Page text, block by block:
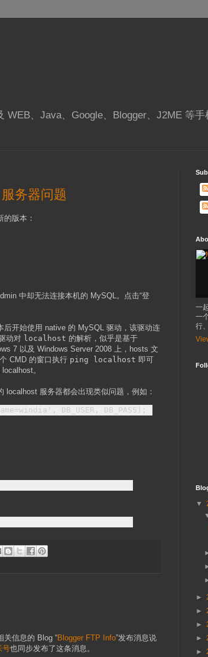
WEB、Java、Google、Blogger、J2ME 等
务器问题
版本：
中却无法连接本机的 MySQL。点击“登
开始使用 native 的 MySQL 驱动，该驱动连
动对 localhost 的解析，似乎是基于
7 以及 Windows Server 2008 上，hosts 文
CMD 的窗口执行 ping localhost 即可
。
服务器都会出现类似问题，例如：
DB_USER, DB_PASS);
关信息的 Blog “Blogger FTP Info”发布消息说
号也同步发布了这条消息。
一
一
行
▼
►
►
►
►
►